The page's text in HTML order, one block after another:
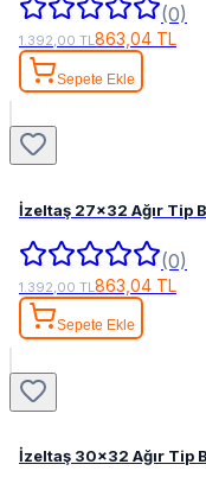
(0)
1.392,00 TL863,04 TL
Sepete Ekle
İzeltaş 27x32 Ağır Tip
(0)
1.392,00 TL 863,04 TL
Sepete Ekle
İzeltaş 30x32 Ağır Tip